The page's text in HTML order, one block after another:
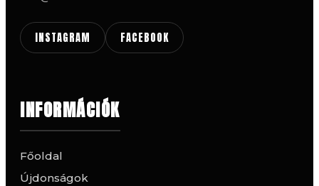
INSTAGRAM FACEBOOK
INFORMÁCIÓK
Főoldal
Újdonságok